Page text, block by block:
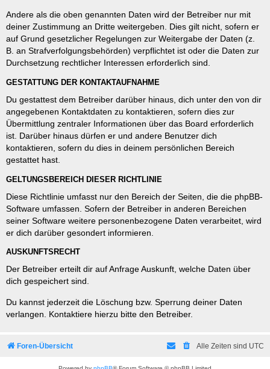
Andere als die oben genannten Daten wird der Betreiber nur mit
deiner Zustimmung an Dritte weitergeben. Dies gilt nicht, sofern er
auf Grund gesetzlicher Regelungen zur Weitergabe der Daten (z.
B. an Strafverfolgungsbehörden) verpflichtet ist oder die Daten zur
Durchsetzung rechtlicher Interessen erforderlich sind.
GESTATTUNG DER KONTAKTAUFNAHME
Du gestattest dem Betreiber darüber hinaus, dich unter den von dir
angegebenen Kontaktdaten zu kontaktieren, sofern dies zur
Übermittlung zentraler Informationen über das Board erforderlich
ist. Darüber hinaus dürfen er und andere Benutzer dich
kontaktieren, sofern du dies in deinem persönlichen Bereich
gestattet hast.
GELTUNGSBEREICH DIESER RICHTLINIE
Diese Richtlinie umfasst nur den Bereich der Seiten, die die phpBB-
Software umfassen. Sofern der Betreiber in anderen Bereichen
seiner Software weitere personenbezogene Daten verarbeitet, wird
er dich darüber gesondert informieren.
AUSKUNFTSRECHT
Der Betreiber erteilt dir auf Anfrage Auskunft, welche Daten über
dich gespeichert sind.
Du kannst jederzeit die Löschung bzw. Sperrung deiner Daten
verlangen. Kontaktiere hierzu bitte den Betreiber.
Foren-Übersicht Alle Zeiten sind UTC